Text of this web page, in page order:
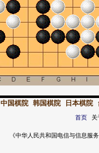
中国棋院 韩国棋院 日本棋院
首页关
《中华人民共和国电信与信息